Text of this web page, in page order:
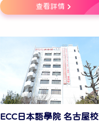
查看詳情
ECC日本語學院 名古屋校